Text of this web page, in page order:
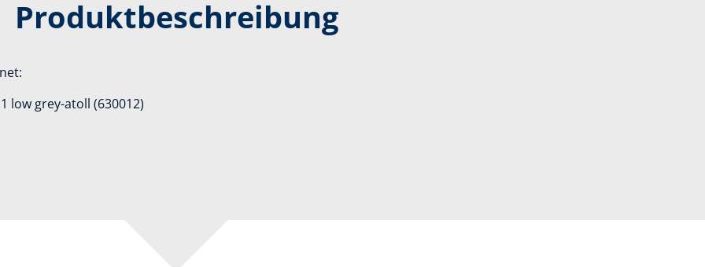
Produktbeschreibung
low grey-atoll (630012)